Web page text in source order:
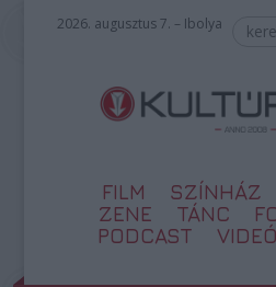
2026. augusztus 7. – Ibolya
FILM SZÍNHÁZ
ZENE
TÁNC
PODCAST
VIDEÓ